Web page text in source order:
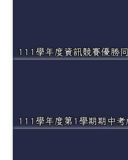
111學年度資訊競賽優勝
111學年度第1學期期中